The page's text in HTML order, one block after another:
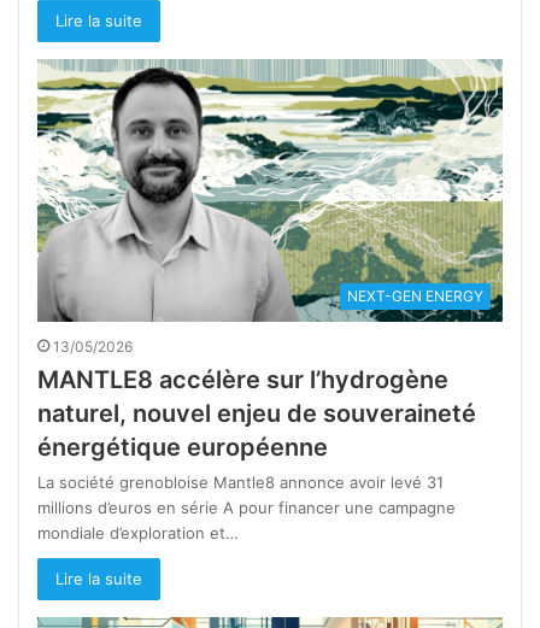
Lire la suite
NEXT-GEN ENERGY
13/05/2026
MANTLE8 accélère sur l’hydrogène
naturel, nouvel enjeu de souveraineté
énergétique européenne
La société grenobloise Mantle8 annonce avoir levé 31
millions d’euros en série A pour financer une campagne
mondiale d’exploration et…
Lire la suite